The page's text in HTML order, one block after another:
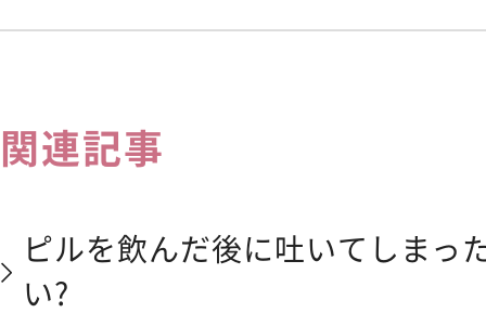
関連記事
ピルを飲んだ後に吐いてしまっ
い?